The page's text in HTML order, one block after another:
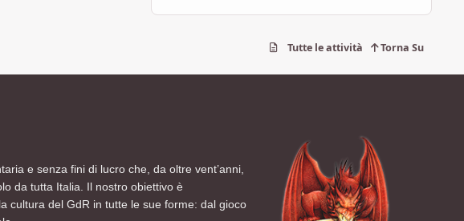
Tutte le attività Torna Su
e senza fini di lucro che, da oltre vent’anni,
da tutta Italia. Il nostro obiettivo è
cultura del GdR in tutte le sue forme: dal gioco